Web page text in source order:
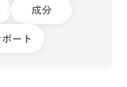
成分
ート